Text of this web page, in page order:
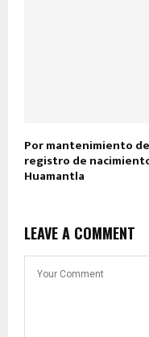
Por mantenimiento
registro de
Huamantla
LEAVE A COMMENT